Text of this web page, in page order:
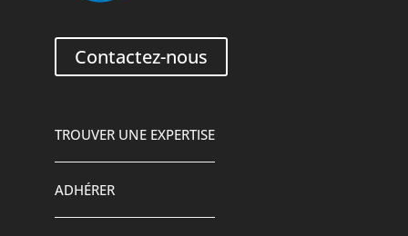
Contactez-nous
TROUVER UNE EXPERTISE
ADHÉRER